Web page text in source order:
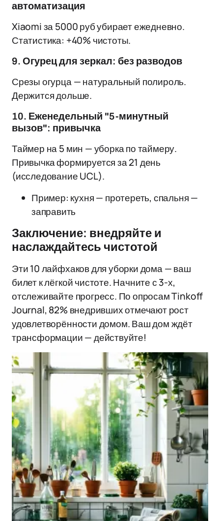
автоматизация
Xiaomi за 5000 руб убирает ежедневно.
Статистика: +40% чистоты.
9. Огурец для зеркал: без разводов
Срезы огурца — натуральный полироль.
Держится дольше.
10. Еженедельный "5-минутный
вызов": привычка
Таймер на 5 мин — уборка по таймеру.
Привычка формируется за 21 день
(исследование UCL).
Пример: кухня — протереть, спальня —
заправить
Заключение: внедряйте и
наслаждайтесь чистотой
Эти 10 лайфхаков для уборки дома — ваш
билет к лёгкой чистоте. Начните с 3-х,
отслеживайте прогресс. По опросам Tinkoff
Journal, 82% внедривших отмечают рост
удовлетворённости домом. Ваш дом ждёт
трансформации — действуйте!